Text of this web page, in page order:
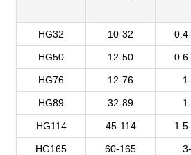
HG32 10-32
HG50 12-50
HG76 12-76
HG89 32-89
HG114 45-114
HG165 60-165